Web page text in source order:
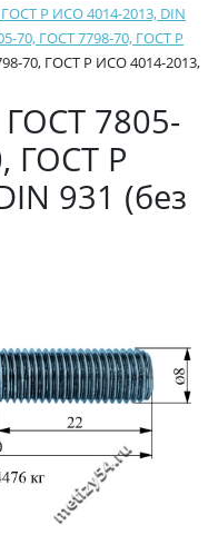
Р ИСО 4014-2013, DIN
70, ГОСТ 7798-70, ГОСТ Р
70, ГОСТ Р ИСО 4014-2013,
7805-
ГОСТ Р
931 (без